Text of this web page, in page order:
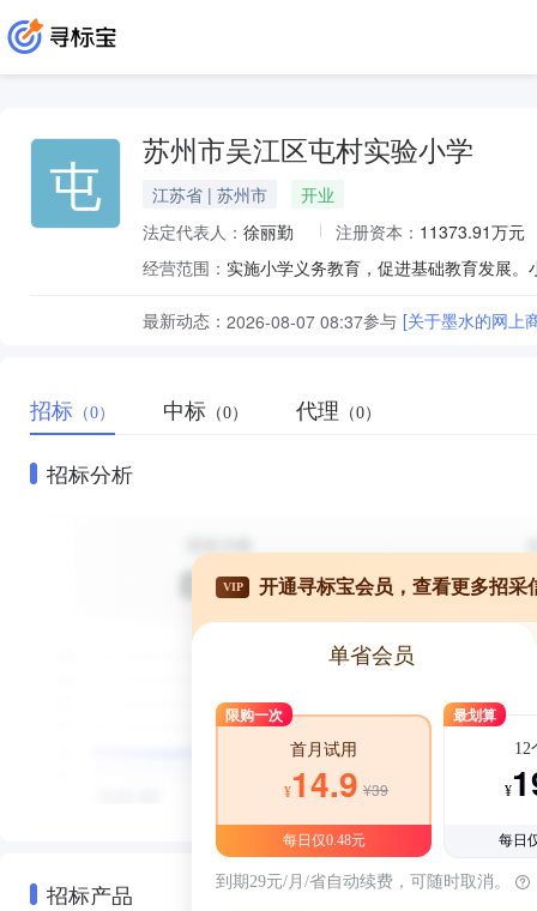
屯 苏州市吴江区屯村实验小学
江苏省 | 苏州市
开业
法定代表人： 徐丽勤 注册资本： 11373.91万元
经营范围： 实施小学义务教育，促进基础教育发展
最新动态： 2026-08-07 08:37参与 [关于墨水的网上
招标 （0） 中标 （0） 代理 （0）
招标分析
招标产品
VIP 开通寻标宝会员，查看更多招采
单省会员
限购一次
首月试用
¥14.9 ¥39
每日仅0.48元
最划算
12
¥
每日
到期29元/月/省自动续费，可随时取消。